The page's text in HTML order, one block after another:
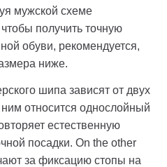
мужской схеме
получить точную
обуви, рекомендуется,
ниже.
шипа зависят от двух
относится однослойный
естественную
посадки. On the other
за фиксацию стопы на